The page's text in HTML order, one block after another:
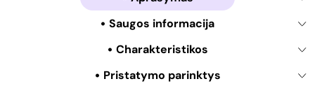
Saugos informacija
Charakteristikos
Pristatymo parinktys